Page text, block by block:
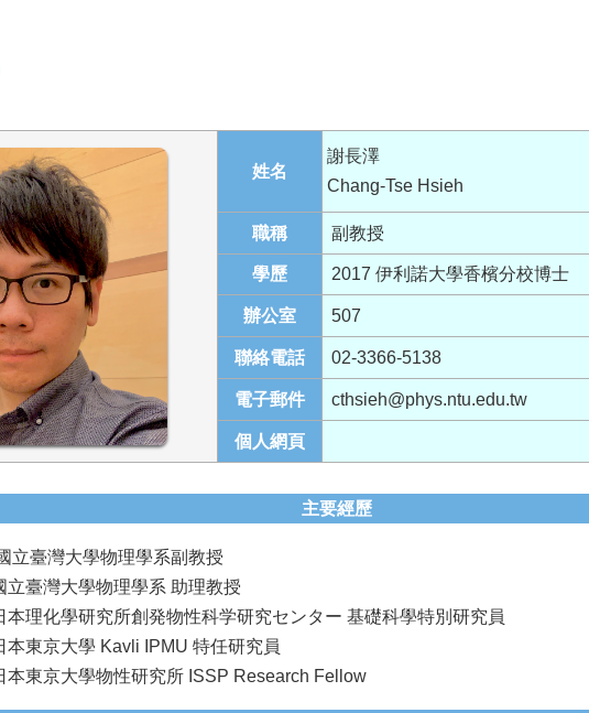
姓名
謝長澤
Chang-Tse Hsieh
職稱 副教授
學歷 2017 伊利諾大學香檳分校博士
辦公室 507
聯絡電話 02-3366-5138
電子郵件 cthsieh@phys.ntu.edu.tw
個人網頁
主要經歷
立臺灣大學物理學系副教授
立臺灣大學物理學系 助理教授
本理化學研究所創発物性科学研究センター 基礎科學特別研究員
本東京大學 Kavli IPMU 特任研究員
本東京大學物性研究所 ISSP Research Fellow